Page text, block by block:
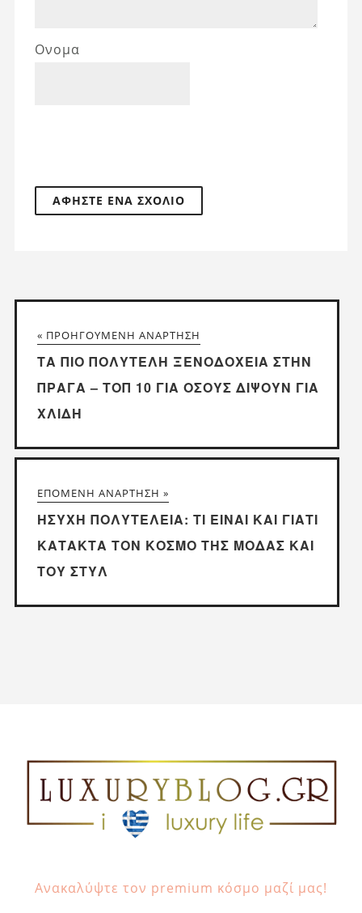
Ονομα
« ΠΡΟΗΓΟΎΜΕΝΗ ΑΝΆΡΤΗΣΗ
ΤΑ ΠΙΟ ΠΟΛΥΤΕΛΉ ΞΕΝΟΔΟΧΕΊΑ ΣΤΗΝ
ΠΡΆΓΑ – ΤΟΠ 10 ΓΙΑ ΌΣΟΥΣ ΔΙΨΟΎΝ ΓΙΑ
ΧΛΙΔΉ
ΕΠΌΜΕΝΗ ΑΝΆΡΤΗΣΗ »
ΉΣΥΧΗ ΠΟΛΥΤΈΛΕΙΑ: ΤΙ ΕΊΝΑΙ ΚΑΙ ΓΙΑΤΊ
ΚΑΤΑΚΤΆ ΤΟΝ ΚΌΣΜΟ ΤΗΣ ΜΌΔΑΣ ΚΑΙ
ΤΟΥ ΣΤΥΛ
Ανακαλύψτε τον premium κόσμο μαζί μας!